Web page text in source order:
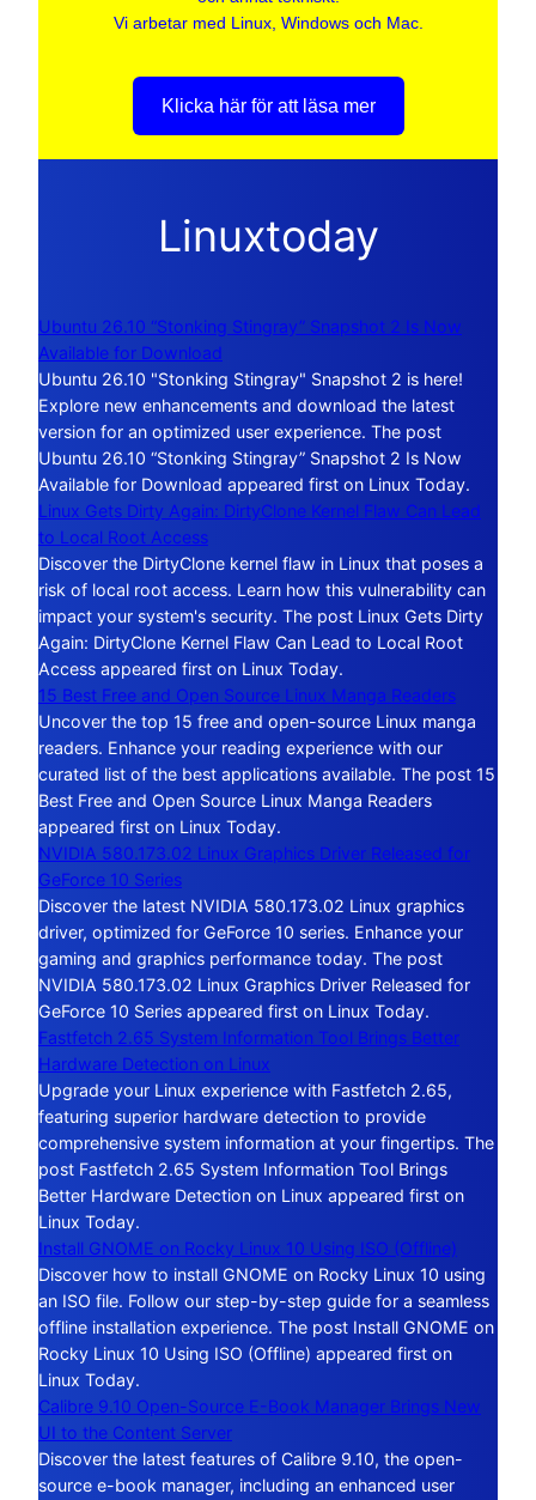
Vi arbetar med Linux, Windows och Mac.
Klicka här för att läsa mer
Linuxtoday
Ubuntu 26.10 “Stonking Stingray” Snapshot 2 Is Now
Available for Download
Ubuntu 26.10 "Stonking Stingray" Snapshot 2 is here!
Explore new enhancements and download the latest
version for an optimized user experience. The post
Ubuntu 26.10 “Stonking Stingray” Snapshot 2 Is Now
Available for Download appeared first on Linux Today.
Linux Gets Dirty Again: DirtyClone Kernel Flaw Can Lead
to Local Root Access
Discover the DirtyClone kernel flaw in Linux that poses a
risk of local root access. Learn how this vulnerability can
impact your system's security. The post Linux Gets Dirty
Again: DirtyClone Kernel Flaw Can Lead to Local Root
Access appeared first on Linux Today.
15 Best Free and Open Source Linux Manga Readers
Uncover the top 15 free and open-source Linux manga
readers. Enhance your reading experience with our
curated list of the best applications available. The post 15
Best Free and Open Source Linux Manga Readers
appeared first on Linux Today.
NVIDIA 580.173.02 Linux Graphics Driver Released for
GeForce 10 Series
Discover the latest NVIDIA 580.173.02 Linux graphics
driver, optimized for GeForce 10 series. Enhance your
gaming and graphics performance today. The post
NVIDIA 580.173.02 Linux Graphics Driver Released for
GeForce 10 Series appeared first on Linux Today.
Fastfetch 2.65 System Information Tool Brings Better
Hardware Detection on Linux
Upgrade your Linux experience with Fastfetch 2.65,
featuring superior hardware detection to provide
comprehensive system information at your fingertips. The
post Fastfetch 2.65 System Information Tool Brings
Better Hardware Detection on Linux appeared first on
Linux Today.
Install GNOME on Rocky Linux 10 Using ISO (Offline)
Discover how to install GNOME on Rocky Linux 10 using
an ISO file. Follow our step-by-step guide for a seamless
offline installation experience. The post Install GNOME on
Rocky Linux 10 Using ISO (Offline) appeared first on
Linux Today.
Calibre 9.10 Open-Source E-Book Manager Brings New
UI to the Content Server
Discover the latest features of Calibre 9.10, the open-
source e-book manager, including an enhanced user